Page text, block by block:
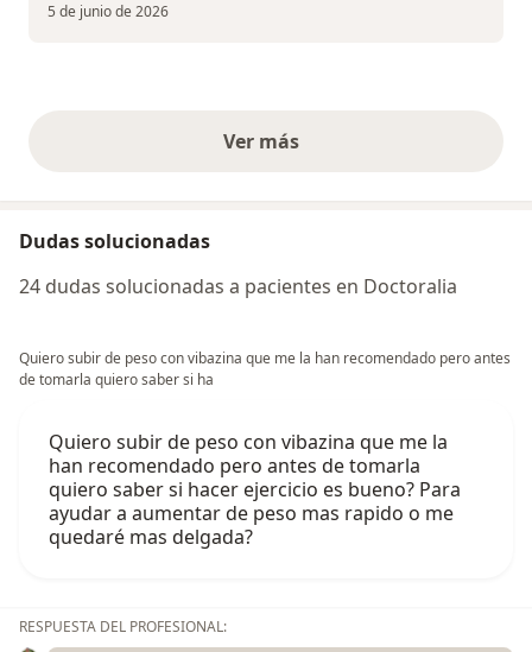
5 de junio de 2026
Ver másopiniones anteriores
Dudas solucionadas
24 dudas solucionadas a pacientes en Doctoralia
Quiero subir de peso con vibazina que me la han recomendado pero antes
de tomarla quiero saber si ha
Quiero subir de peso con vibazina que me la
han recomendado pero antes de tomarla
quiero saber si hacer ejercicio es bueno? Para
ayudar a aumentar de peso mas rapido o me
quedaré mas delgada?
RESPUESTA DEL PROFESIONAL: